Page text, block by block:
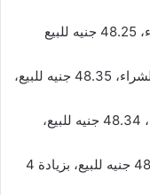
6_بنك التعمير والإسكان: 48.15 جنيه للشراء، 48.25 جنيه للبيع
7_مصرف أبوظبي الإسلامي: 48.25 جنيه للشراء، 48.35 جنيه للبيع،
8_بنك كريدي أجريكول: 48.24 جنيه للشراء، 48.34 جنيه للبيع،
9_بنك الإسكندرية: 48.21 جنيه للشراء، 48.31 جنيه للبيع، بزيادة 4